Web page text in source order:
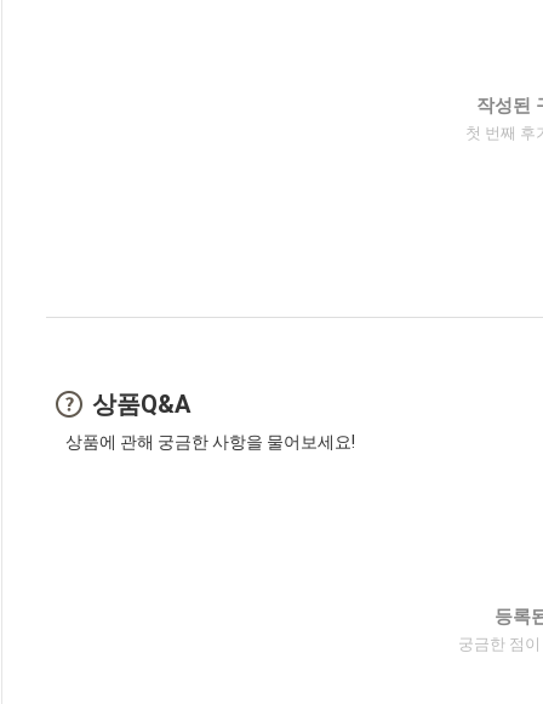
작성된
첫 번째 후
상품Q&A
상품에 관해 궁금한 사항을 물어보세요!
등록
궁금한 점